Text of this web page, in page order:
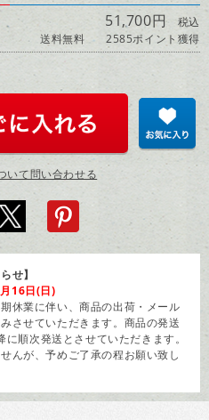
51,700円 税込
送料無料
2585ポイント獲得
いて問い合わせる
せ】
16日(日)
休業に伴い、商品の出荷・メール
させていただきます。商品の発送
順次発送とさせていただきます。
んが、予めご了承の程お願い致し